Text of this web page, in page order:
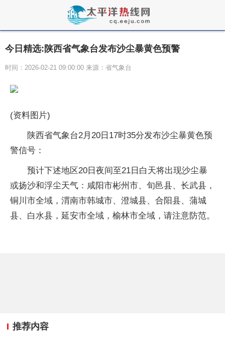
今日精选:陕西省气象台发布沙尘暴黄色预警
时间：2026-02-21 09:00:00 来源：省气象台
(资料图片)
陕西省气象台2月20日17时35分发布沙尘暴黄色预
警信号：
预计下述地区20日夜间至21日白天将出现沙尘暴
或扬沙和浮尘天气：咸阳市彬州市、旬邑县、长武县，
铜川市全域，渭南市韩城市、澄城县、合阳县、蒲城
县、白水县，延安市全域，榆林市全域，请注意防范。
推荐内容